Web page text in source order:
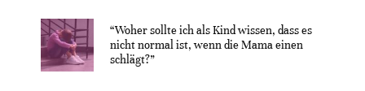
“Woher sollte ich als Kind wissen, dass es
nicht normal ist, wenn die Mama einen
schlägt?”